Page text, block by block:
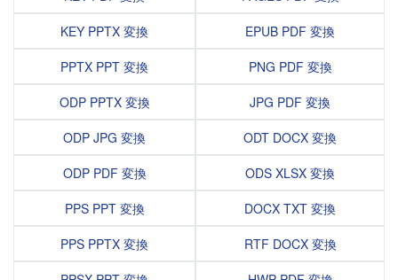
KEY PPTX 変換
PPTX PPT 変換
ODP PPTX 変換
ODP JPG 変換
ODP PDF 変換
PPS PPT 変換
PPS PPTX 変換
EPUB PDF 変換
PNG PDF 変換
JPG PDF 変換
ODT DOCX 変換
ODS XLSX 変換
DOCX TXT 変換
RTF DOCX 変換